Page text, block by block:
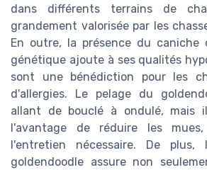
dans différents terrains de
grandement valorisée par les
En outre, la présence du caniche
génétique ajoute à ses qualités
sont une bénédiction pour les
d'allergies. Le pelage du
allant de bouclé à ondulé, mais
l'avantage de réduire les
l'entretien nécessaire. De plus,
goldendoodle assure non